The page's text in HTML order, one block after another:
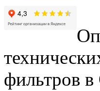
фильтров в